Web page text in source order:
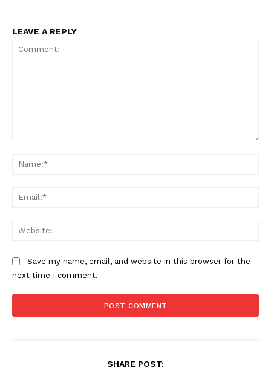
LEAVE A REPLY
Save my name, email, and website in this browser for the
next time I comment.
SHARE POST: